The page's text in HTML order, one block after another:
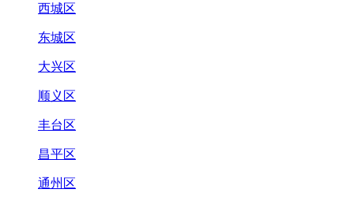
西城区
东城区
大兴区
顺义区
丰台区
昌平区
通州区